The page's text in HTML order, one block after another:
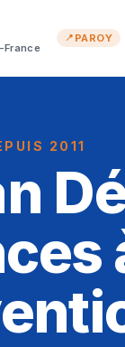
France
PAROY
2011